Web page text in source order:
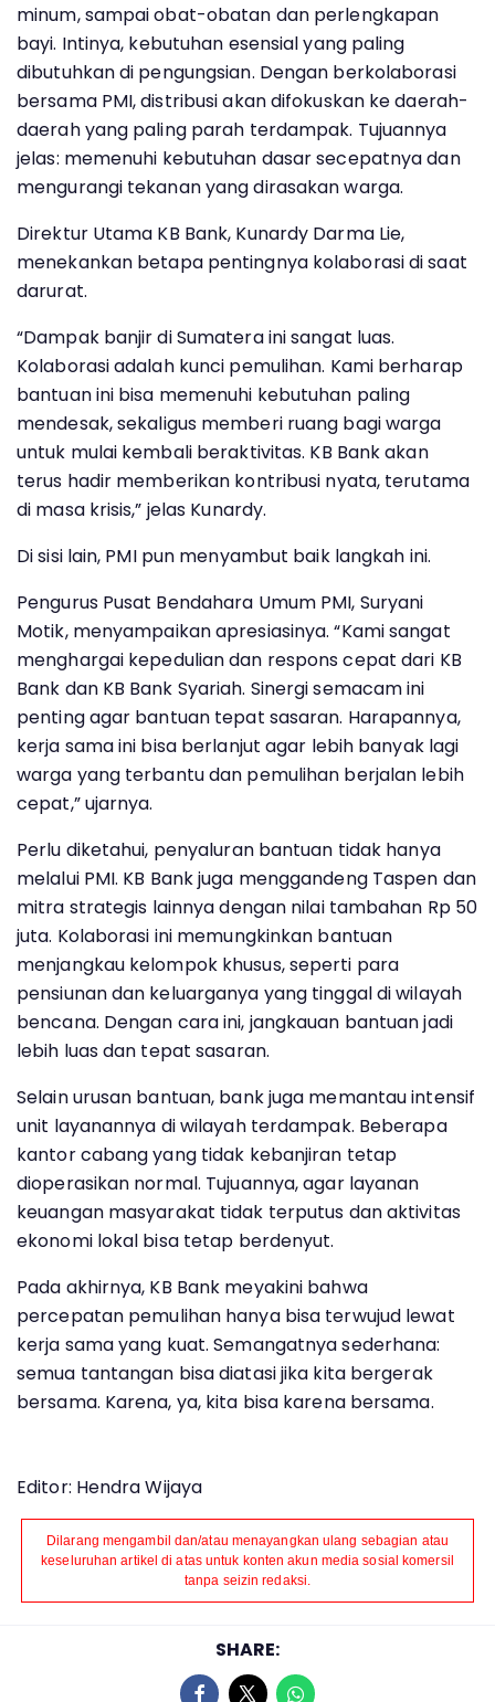
minum, sampai obat-obatan dan perlengkapan
bayi. Intinya, kebutuhan esensial yang paling
dibutuhkan di pengungsian. Dengan berkolaborasi
bersama PMI, distribusi akan difokuskan ke daerah-
daerah yang paling parah terdampak. Tujuannya
jelas: memenuhi kebutuhan dasar secepatnya dan
mengurangi tekanan yang dirasakan warga.
Direktur Utama KB Bank, Kunardy Darma Lie,
menekankan betapa pentingnya kolaborasi di saat
darurat.
“Dampak banjir di Sumatera ini sangat luas.
Kolaborasi adalah kunci pemulihan. Kami berharap
bantuan ini bisa memenuhi kebutuhan paling
mendesak, sekaligus memberi ruang bagi warga
untuk mulai kembali beraktivitas. KB Bank akan
terus hadir memberikan kontribusi nyata, terutama
di masa krisis,” jelas Kunardy.
Di sisi lain, PMI pun menyambut baik langkah ini.
Pengurus Pusat Bendahara Umum PMI, Suryani
Motik, menyampaikan apresiasinya. “Kami sangat
menghargai kepedulian dan respons cepat dari KB
Bank dan KB Bank Syariah. Sinergi semacam ini
penting agar bantuan tepat sasaran. Harapannya,
kerja sama ini bisa berlanjut agar lebih banyak lagi
warga yang terbantu dan pemulihan berjalan lebih
cepat,” ujarnya.
Perlu diketahui, penyaluran bantuan tidak hanya
melalui PMI. KB Bank juga menggandeng Taspen dan
mitra strategis lainnya dengan nilai tambahan Rp 50
juta. Kolaborasi ini memungkinkan bantuan
menjangkau kelompok khusus, seperti para
pensiunan dan keluarganya yang tinggal di wilayah
bencana. Dengan cara ini, jangkauan bantuan jadi
lebih luas dan tepat sasaran.
Selain urusan bantuan, bank juga memantau intensif
unit layanannya di wilayah terdampak. Beberapa
kantor cabang yang tidak kebanjiran tetap
dioperasikan normal. Tujuannya, agar layanan
keuangan masyarakat tidak terputus dan aktivitas
ekonomi lokal bisa tetap berdenyut.
Pada akhirnya, KB Bank meyakini bahwa
percepatan pemulihan hanya bisa terwujud lewat
kerja sama yang kuat. Semangatnya sederhana:
semua tantangan bisa diatasi jika kita bergerak
bersama. Karena, ya, kita bisa karena bersama.
Editor: Hendra Wijaya
Dilarang mengambil dan/atau menayangkan ulang sebagian atau
keseluruhan artikel di atas untuk konten akun media sosial komersil
tanpa seizin redaksi.
SHARE: